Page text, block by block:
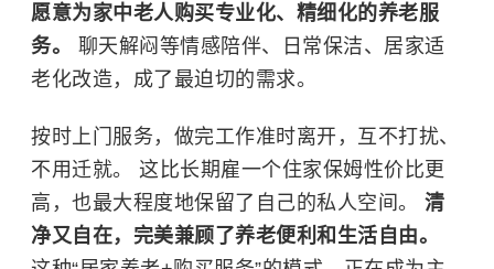
愿意为家中老人购买专业化、精细化的养老服
务。 聊天解闷等情感陪伴、日常保洁、居家适
老化改造，成了最迫切的需求。
按时上门服务，做完工作准时离开，互不打扰、
不用迁就。 这比长期雇一个住家保姆性价比更
高，也最大程度地保留了自己的私人空间。 清
净又自在，完美兼顾了养老便利和生活自由。